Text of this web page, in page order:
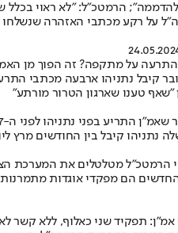
הרמטכ"ל: "לא ראוי בכלל
רקע מכתבי האזהרה שנשלחו
התרעה על מתקפה? זה הפוך מן
כי לפני 7 באוקטובר קיבל נתניהו
"שאף טענו שארגון הטרור מורתע"
התריע בפני נתניהו לפני ה-7 באוקטובר
התרעה שונים מאגף המודיעין • במכתב נטען כי הפגיעה בלכידות במדינה פוגעת משפיעה
הרמטכ"ל מטלטלים את המערכת
הם מפקדי אוגדות
אמ"ן: תפקיד שני כאלוף, ללא קשר